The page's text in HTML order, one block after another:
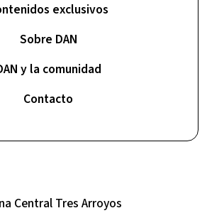
exclusivos
Sobre DAN
y la comunidad
Contacto
Central Tres Arroyos